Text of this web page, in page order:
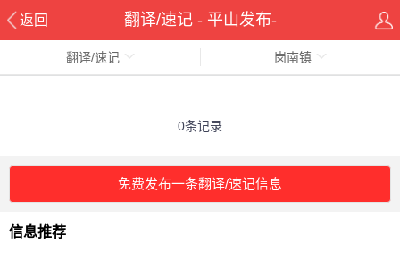
返回 翻译/速记 - 平山发布-
翻译/速记 岗南镇
0条记录
免费发布一条翻译/速记信息
信息推荐